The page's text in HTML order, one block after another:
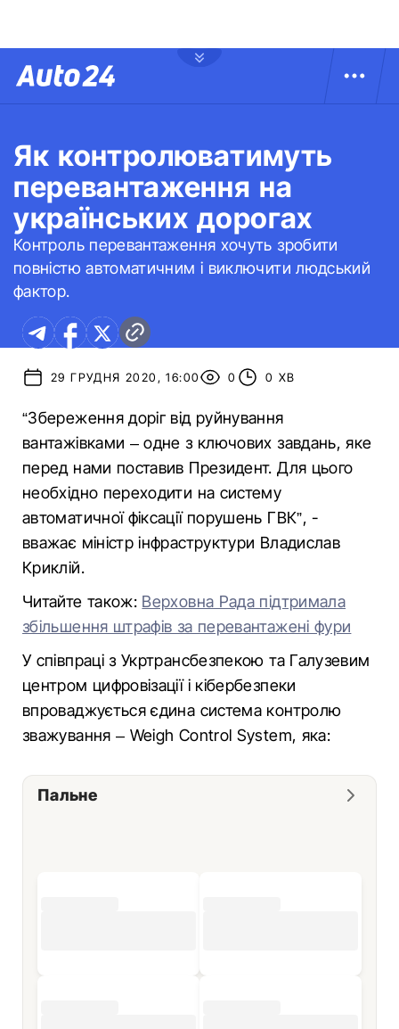
Як контролюватимуть
перевантаження на
українських дорогах
Контроль перевантаження хочуть зробити
повністю автоматичним і виключити людський
фактор.
29 ГРУДНЯ 2020, 16:00 0 0 ХВ
“Збереження доріг від руйнування
вантажівками – одне з ключових завдань, яке
перед нами поставив Президент. Для цього
необхідно переходити на систему
автоматичної фіксації порушень ГВК”, -
вважає міністр інфраструктури Владислав
Криклій.
Читайте також: Верховна Рада підтримала
збільшення штрафів за перевантажені фури
У співпраці з Укртрансбезпекою та Галузевим
центром цифровізації і кібербезпеки
впроваджується єдина система контролю
зважування – Weigh Control System, яка:
Пальне